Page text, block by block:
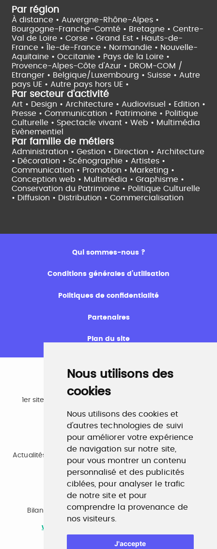
Nous utilisons des
cookies
Nous utilisons des cookies et
d'autres technologies de suivi
pour améliorer votre expérience
de navigation sur notre site,
pour vous montrer un contenu
personnalisé et des publicités
ciblées, pour analyser le trafic
de notre site et pour
comprendre la provenance de
nos visiteurs.
J'accepte
Par région
À distance • Auvergne-Rhône-Alpes •
Bourgogne-Franche-Comté • Bretagne • Centre-
Val de Loire • Corse • Grand Est • Hauts-de-
France •
Île-de-France • Normandie • Nouvelle-
Aquitaine • Occitanie • Pays de la Loire •
Provence-Alpes-Côte d'Azur • DROM-COM /
Etranger • Belgique/Luxembourg • Suisse • Autre
pays UE • Autre pays hors UE •
Par secteur d'activité
Art • Design • Architecture • Audiovisuel • Edition •
Presse • Communication • Patrimoine • Politique
Culturelle • Spectacle vivant • Web • Multimédia
Evènementiel
Par famille de métiers
Administration • Gestion • Direction • Architecture
• Décoration • Scénographie • Artistes •
Communication • Promotion • Marketing •
Conception web • Multimédia • Graphisme •
Conservation du Patrimoine • Politique Culturelle
• Diffusion • Distribution • Commercialisation
Qui sommes-nous ?
Conditions générales d’utilisation
Politiques de confidentialité
Partenaires
Plan du site
Emploi
1er site emploi du secteur culturel 784.000 visites et
www.profilculture.com
Formation
Actualités, guide et annuaire des formations aux métiers
de la culture.
www.profilculture-formation.com
Accompagnement professionnel
Bilan de compétences, coaching, techniques de
recherche d'emploi, entretien conseil.
www.profilculture-competences.com